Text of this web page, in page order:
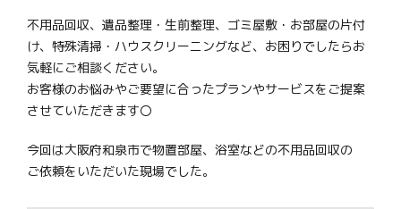
不用品回収、遺品整理・生前整理、ゴミ屋敷・お部屋の片付
け、特殊清掃・ハウスクリーニングなど、お困りでしたらお
気軽にご相談ください。
お客様のお悩みやご要望に合ったプランやサービスをご提案
させていただきます〇
今回は大阪府和泉市で物置部屋、浴室などの不用品回収の
ご依頼をいただいた現場でした。